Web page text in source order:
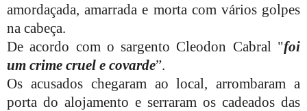
amordaçada, amarrada e morta com vários golpes
na cabeça.
De acordo com o sargento Cleodon Cabral "foi
um crime cruel e covarde”.
Os acusados chegaram ao local, arrombaram a
porta do alojamento e serraram os cadeados das